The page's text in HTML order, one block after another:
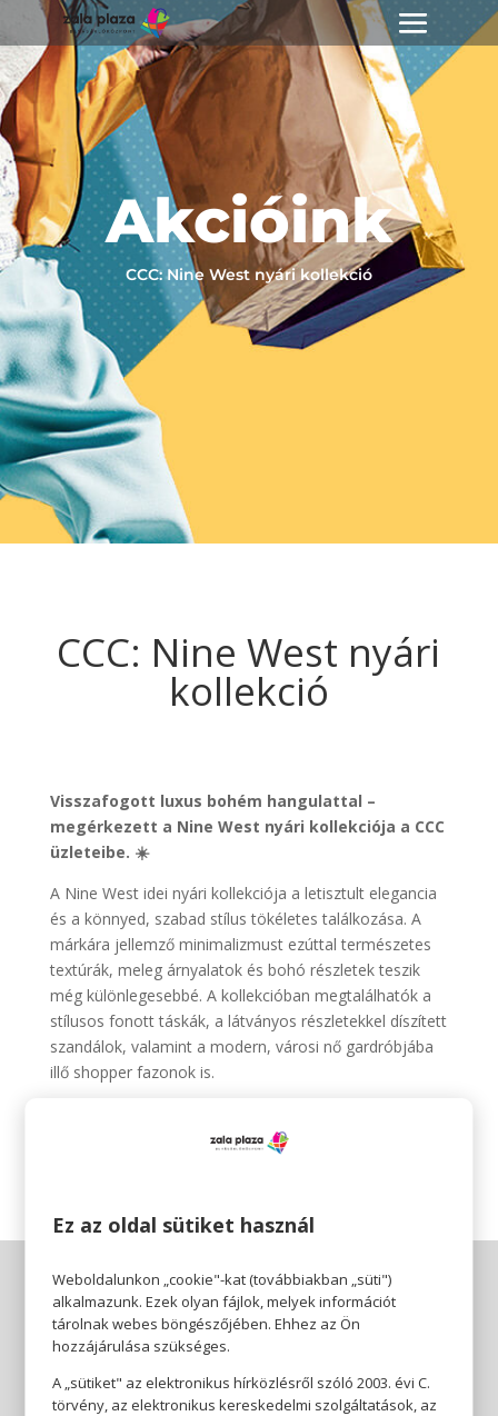
Akcióink
CCC: Nine West nyári kollekció
CCC: Nine West nyári
kollekció
Visszafogott luxus bohém hangulattal –
megérkezett a Nine West nyári kollekciója a CCC
üzleteibe. ☀️
A Nine West idei nyári kollekciója a letisztult elegancia
és a könnyed, szabad stílus tökéletes találkozása. A
márkára jellemző minimalizmust ezúttal természetes
textúrák, meleg árnyalatok és bohó részletek teszik
még különlegesebbé. A kollekcióban megtalálhatók a
stílusos fonott táskák, a látványos részletekkel díszített
szandálok, valamint a modern, városi nő gardróbjába
illő shopper fazonok is.
üzletében, és találd meg a szezon kedvenc darabjait! ✨
Ez az oldal sütiket használ
Weboldalunkon „cookie"-kat (továbbiakban „süti")
alkalmazunk. Ezek olyan fájlok, melyek információt
tárolnak webes böngészőjében. Ehhez az Ön
hozzájárulása szükséges.
A „sütiket" az elektronikus hírközlésről szóló 2003. évi C.
törvény, az elektronikus kereskedelmi szolgáltatások, az